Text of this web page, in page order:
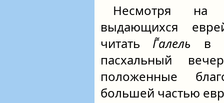
Несмотря на
выдающихся
читать Г̃алель в
пасхальный
положенные
большей частью